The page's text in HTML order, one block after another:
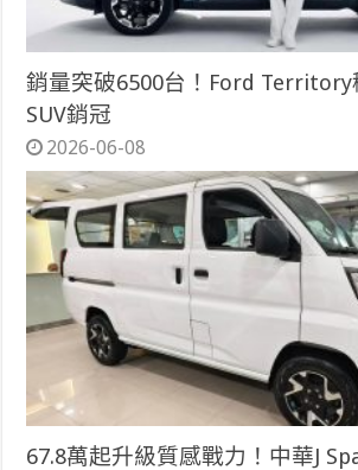
銷量突破6500台！Ford Territory
SUV銷冠
2026-06-08
67.8萬起升級質感戰力！中華J